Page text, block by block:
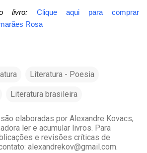
o livro: Clique aqui para comprar
Rosa
Literatura - Poesia
Literatura brasileira
elaboradas por Alexandre Kovacs,
ler e acumular livros. Para
e revisões críticas de
alexandrekov@gmail.com.